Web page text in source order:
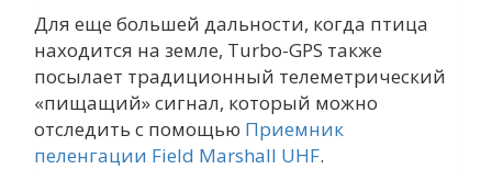
Для еще большей дальности, когда птица
находится на земле, Turbo-GPS также
посылает традиционный телеметрический
«пищащий» сигнал, который можно
отследить с помощью Приемник
пеленгации Field Marshall UHF.